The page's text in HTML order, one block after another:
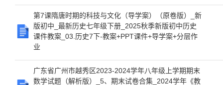
第7课隋唐时期的科技与文化（导学案）（原卷版）_新
版初中_最新历史七年级下册_2025秋季新版初中历史
课件教案_03.历史7下-教案+PPT课件+导学案+分层作
业
广东省广州市越秀区2023-2024学年八年级上学期期末
数学试题（解析版）_5、期末试卷合集_2024学年《教